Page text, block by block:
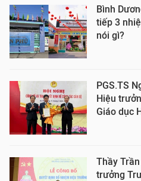
Bình
tiếp 3
nói gì?
PGS.TS
Hiệu
Giáo dục
Thầy
trưởng